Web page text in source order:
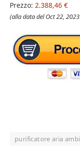
Prezzo: 2.388,46 €
(alla data del Oct 22,
purificatore aria